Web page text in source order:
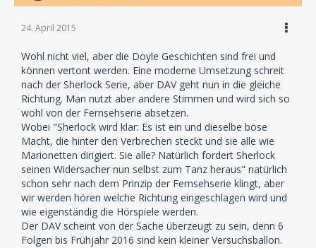
24. April 2015
Wohl nicht viel, aber die Doyle Geschichten sind frei und
können vertont werden. Eine moderne Umsetzung schreit
nach der Sherlock Serie, aber DAV geht nun in die gleiche
Richtung. Man nutzt aber andere Stimmen und wird sich so
wohl von der Fernsehserie absetzen.
Wobei "Sherlock wird klar: Es ist ein und dieselbe böse
Macht, die hinter den Verbrechen steckt und sie alle wie
Marionetten dirigiert. Sie alle? Natürlich fordert Sherlock
seinen Widersacher nun selbst zum Tanz heraus" natürlich
schon sehr nach dem Prinzip der Fernsehserie klingt, aber
wir werden hören welche Richtung eingeschlagen wird und
wie eigenständig die Hörspiele werden.
Der DAV scheint von der Sache überzeugt zu sein, denn 6
Folgen bis Frühjahr 2016 sind kein kleiner Versuchsballon.